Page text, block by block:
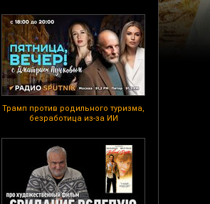
Трамп против родильного туризма,
безработица из-за ИИ